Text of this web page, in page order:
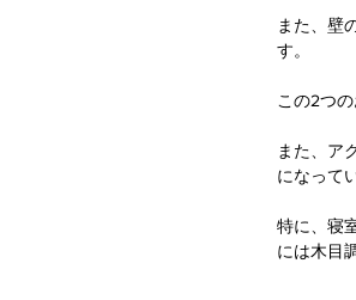
また、壁
す。
この2つ
また、ア
になって
特に、寝
には木目